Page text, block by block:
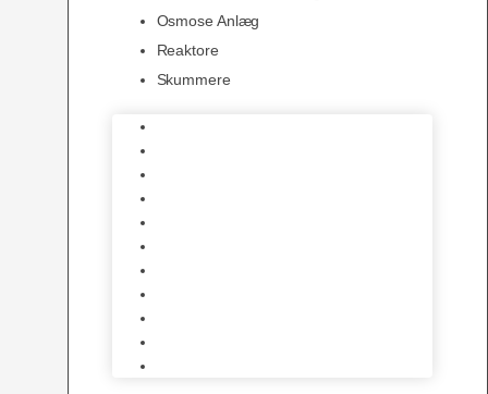
Osmose Anlæg
Reaktore
Skummere